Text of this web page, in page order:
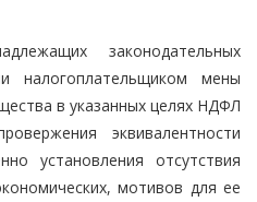
законодательных
налогоплательщиком мены
в указанных целях НДФЛ
эквивалентности
установления отсутствия
мотивов для ее